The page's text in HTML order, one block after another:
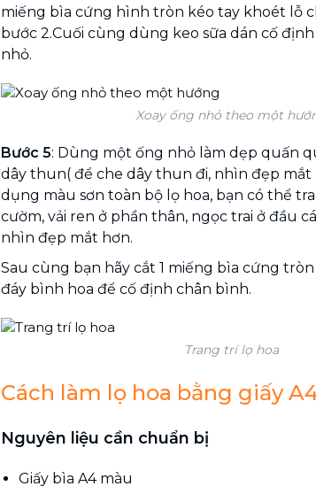
miếng bìa cứng hình tròn kéo tay khoét lỗ
bước 2.Cuối cùng dùng keo sữa dán cố
nhỏ.
Xoay ống nhỏ theo một
Bước 5: Dùng một ống nhỏ làm dẹp quấn
dây thun( để che dây thun đi, nhìn đẹp mắt
dụng màu sơn toàn bộ lọ hoa, bạn có thể
cườm, vải ren ở phần thân, ngọc trai ở đầu
nhìn đẹp mắt hơn.
Sau cùng bạn hãy cắt 1 miếng bìa cứng
đáy bình hoa để cố định chân bình.
Trang trí lọ hoa
Cách làm lọ hoa bằng giấy
Nguyên liệu cần chuẩn bị
Giấy bìa A4 màu